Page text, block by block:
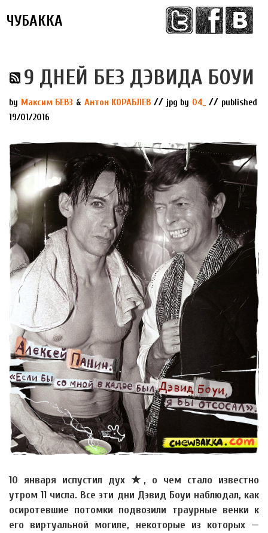
ЧУБАККА Меню
9 ДНЕЙ БЕЗ ДЭВИДА БОУИ
by Максим БЕВЗ & Антон КОРАБЛЕВ // jpg by 04_ // published
19/01/2016
10 января испустил дух ★, о чем стало известно
утром 11 числа. Все эти дни Дэвид Боуи наблюдал, как
осиротевшие потомки подвозили траурные венки к
его виртуальной могиле, некоторые из которых —